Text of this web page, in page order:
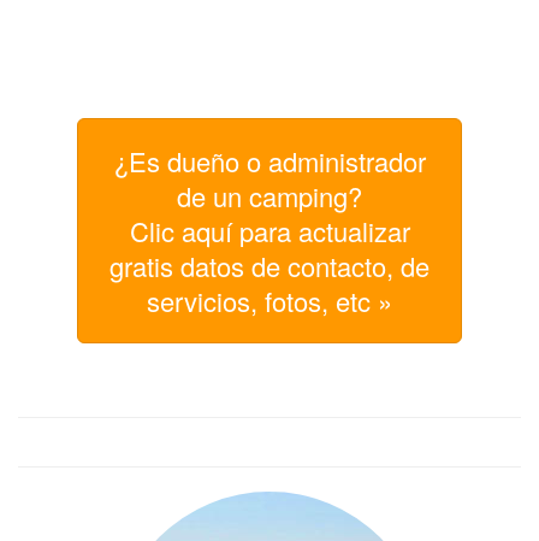
¿Es dueño o administrador
de un camping?
Clic aquí para actualizar
gratis datos de contacto, de
servicios, fotos, etc »